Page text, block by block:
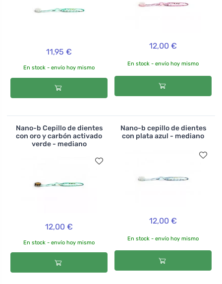
11,95 €
En stock - envío hoy mismo
12,00 €
En stock - envío hoy mismo
Nano-b Cepillo de dientes
con oro y carbón activado
verde - mediano
12,00 €
En stock - envío hoy mismo
Nano-b cepillo de dientes
con plata azul - mediano
12,00 €
En stock - envío hoy mismo